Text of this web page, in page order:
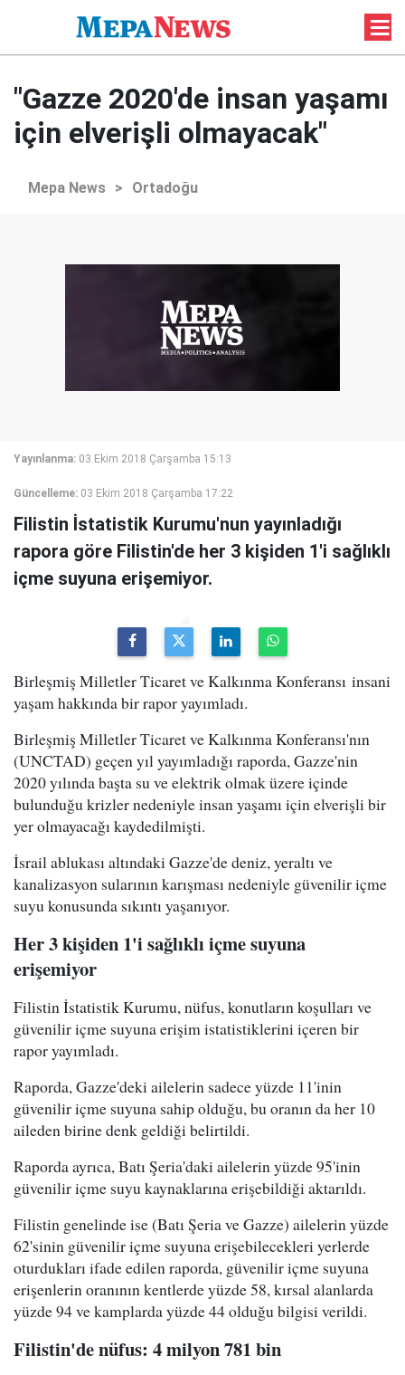
"Gazze 2020'de insan yaşamı
için elverişli olmayacak"
Mepa News > Ortadoğu
Yayınlanma: 03 Ekim 2018 Çarşamba 15:13
Güncelleme: 03 Ekim 2018 Çarşamba 17:22
Filistin İstatistik Kurumu'nun yayınladığı
rapora göre Filistin'de her 3 kişiden 1'i sağlıklı
içme suyuna erişemiyor.
Birleşmiş Milletler Ticaret ve Kalkınma Konferansı insani
yaşam hakkında bir rapor yayımladı.
Birleşmiş Milletler Ticaret ve Kalkınma Konferansı'nın
(UNCTAD) geçen yıl yayımladığı raporda, Gazze'nin
2020 yılında başta su ve elektrik olmak üzere içinde
bulunduğu krizler nedeniyle insan yaşamı için elverişli bir
yer olmayacağı kaydedilmişti.
İsrail ablukası altındaki Gazze'de deniz, yeraltı ve
kanalizasyon sularının karışması nedeniyle güvenilir içme
suyu konusunda sıkıntı yaşanıyor.
Her 3 kişiden 1'i sağlıklı içme suyuna
erişemiyor
Filistin İstatistik Kurumu, nüfus, konutların koşulları ve
güvenilir içme suyuna erişim istatistiklerini içeren bir
rapor yayımladı.
Raporda, Gazze'deki ailelerin sadece yüzde 11'inin
güvenilir içme suyuna sahip olduğu, bu oranın da her 10
aileden birine denk geldiği belirtildi.
Raporda ayrıca, Batı Şeria'daki ailelerin yüzde 95'inin
güvenilir içme suyu kaynaklarına erişebildiği aktarıldı.
Filistin genelinde ise (Batı Şeria ve Gazze) ailelerin yüzde
62'sinin güvenilir içme suyuna erişebilecekleri yerlerde
oturdukları ifade edilen raporda, güvenilir içme suyuna
erişenlerin oranının kentlerde yüzde 58, kırsal alanlarda
yüzde 94 ve kamplarda yüzde 44 olduğu bilgisi verildi.
Filistin'de nüfus: 4 milyon 781 bin